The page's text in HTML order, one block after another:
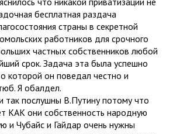
бесплатная раздача
страны в секретной
работников для срочного
частных собственников любой
срок. Задача эта была успешно
которой он поведал честно и
Я обалдел.
так послушны В.Путину потому что
КАК они собственность народную
и Чубайс и Гайдар очень нужны